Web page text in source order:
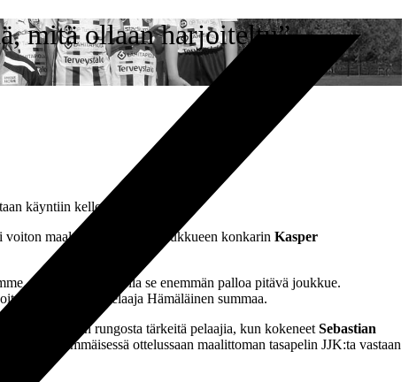
mitä ollaan harjoiteltu”
käyntiin kello 16.00.
voiton maalein 2–1. TPS:n joukkueen konkarin Kasper
eli meidän pitää olla se enemmän palloa pitävä joukkue.
keskikenttäpelaaja Hämäläinen summaa.
joukkueen rungosta tärkeitä pelaajia, kun kokeneet Sebastian
ensimmäisessä ottelussaan maalittoman tasapelin JJK:ta vastaan